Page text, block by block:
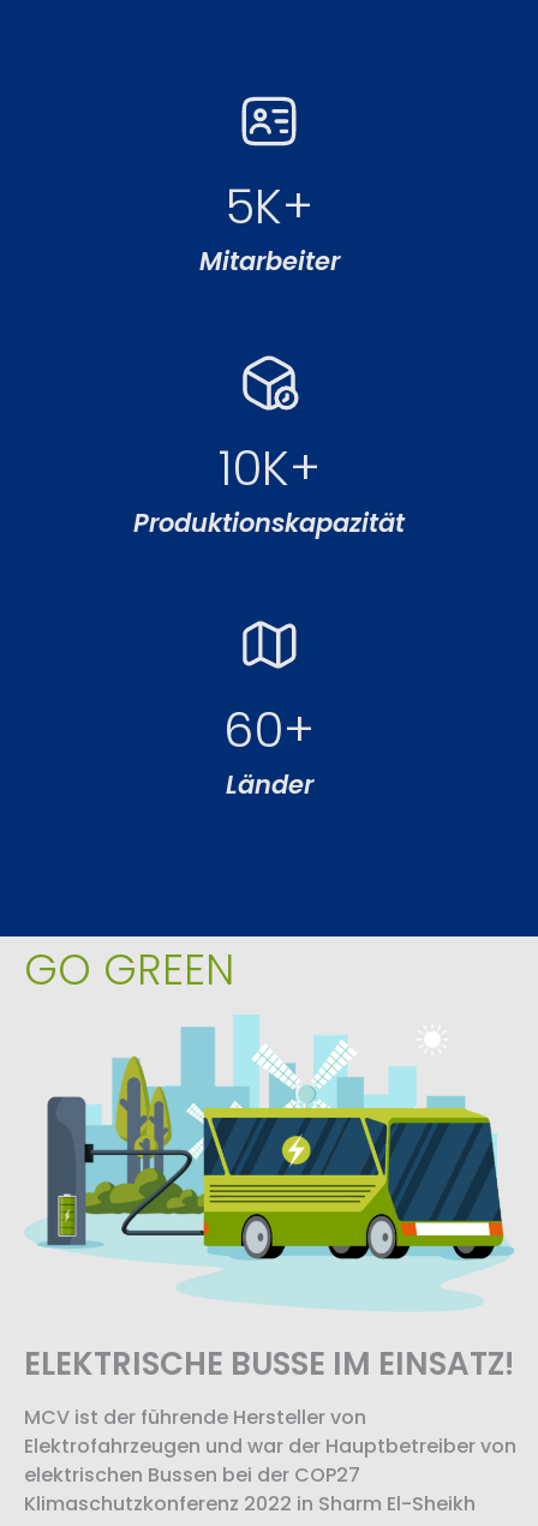
Mitarbeiter
5K+
Produktionskapazität
10K+
Länder
60+
GO GREEN
ELEKTRISCHE BUSSE IM EINSATZ!
MCV ist der führende Hersteller von
Elektrofahrzeugen und war der Hauptbetreiber von
elektrischen Bussen bei der COP27
Klimaschutzkonferenz 2022 in Sharm El-Sheikh